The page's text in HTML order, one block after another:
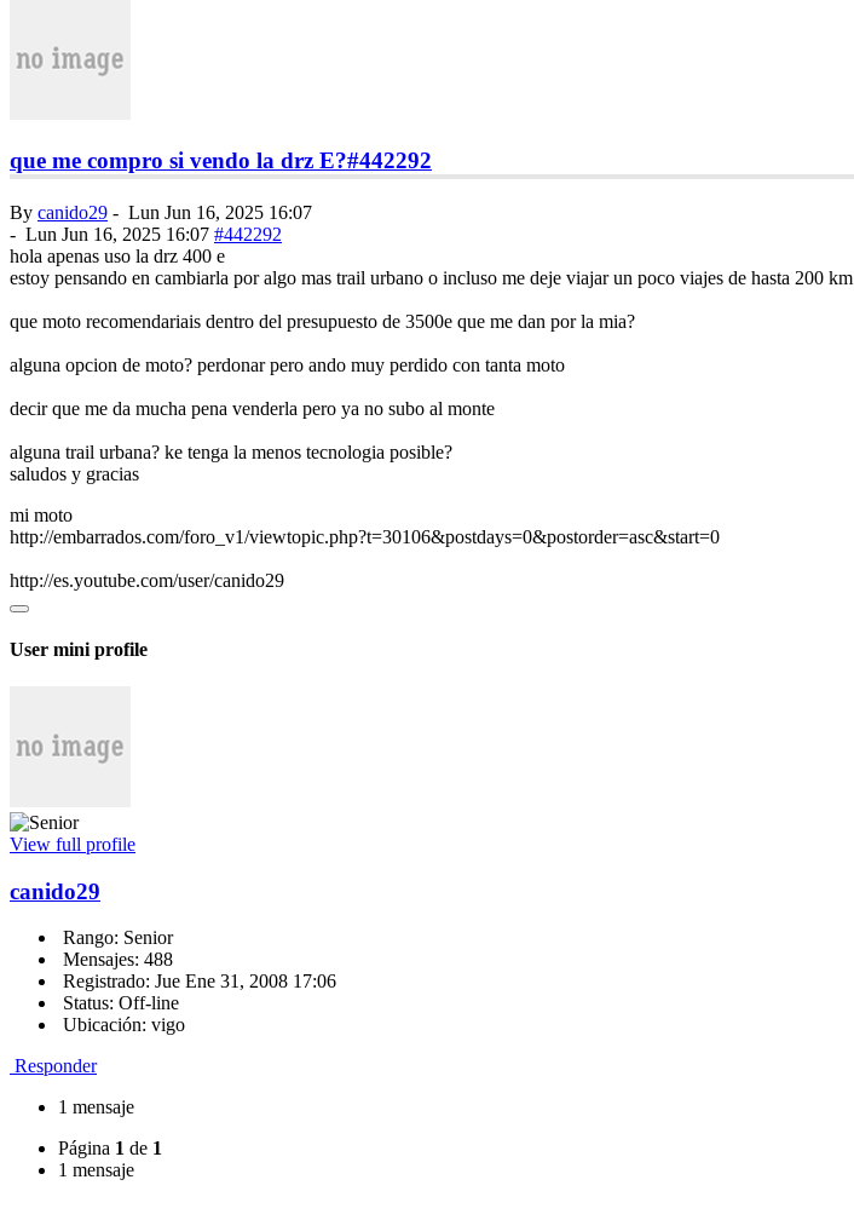
que me compro si vendo la drz E?#442292
By canido29 - Lun Jun 16, 2025 16:07
- Lun Jun 16, 2025 16:07 #442292
hola apenas uso la drz 400 e
estoy pensando en cambiarla por algo mas trail urbano o incluso me deje viajar un poco viajes de hasta 200 km
que moto recomendariais dentro del presupuesto de 3500e que me dan por la mia?
alguna opcion de moto? perdonar pero ando muy perdido con tanta moto
decir que me da mucha pena venderla pero ya no subo al monte
alguna trail urbana? ke tenga la menos tecnologia posible?
saludos y gracias
mi moto
http://embarrados.com/foro_v1/viewtopic.php?t=30106&postdays=0&postorder=asc&start=0
http://es.youtube.com/user/canido29
User mini profile
View full profile
canido29
Rango: Senior
Mensajes: 488
Registrado: Jue Ene 31, 2008 17:06
Status: Off-line
Ubicación: vigo
Responder
1 mensaje
Página 1 de 1
1 mensaje